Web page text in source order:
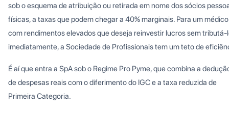
sob o esquema de atribuição ou retirada em nome dos sócios
físicas, a taxas que podem chegar a 40% marginais. Para um médico
com rendimentos elevados que deseja reinvestir lucros sem tributá-
imediatamente, a Sociedade de Profissionais tem um teto de
É aí que entra a SpA sob o Regime Pro Pyme, que combina a
de despesas reais com o diferimento do IGC e a taxa reduzida de
Primeira Categoria.